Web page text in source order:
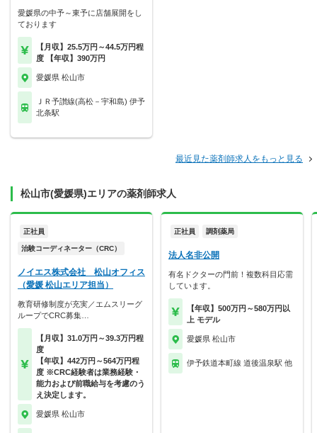
愛媛県の中予～東予に店舗展開をし
ております
【月収】25.5万円～44.5万円程
度 【年収】390万円
愛媛県 松山市
ＪＲ予讃線(高松－宇和島) 伊予
北条駅
最近見た薬剤師求人をもっと見る
松山市(愛媛県)エリアの薬剤師求人
正社員
治験コーディネーター（CRC）
ノイエス株式会社 松山オフィス
（愛媛 松山エリア担当）
教育研修制度が充実／エムスリーグ
ループでCRC募集…
【月収】31.0万円～39.3万円程
度
【年収】442万円～564万円程
度 ※CRC経験者は業務経験・
能力および前職給与を考慮のう
え決定します。
愛媛県 松山市
正社員 調剤薬局
法人名非公開
有名ドクターの門前！複数科目応需
しています。
【年収】500万円～580万円以
上 モデル
愛媛県 松山市
伊予鉄道本町線 道後温泉駅 他